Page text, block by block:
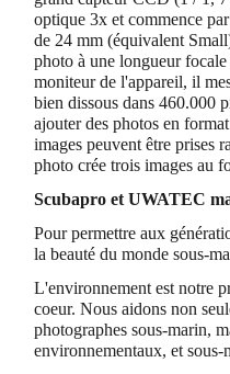
optique 3x et commence
de 24 mm (équivalent
photo à une longueur
moniteur de l'appareil, il
bien dissous dans 460.000
ajouter des photos en
images peuvent être prises
photo crée trois images au
Scubapro et UWATEC
Pour permettre aux
la beauté du monde sous-
L'environnement est notre
coeur. Nous aidons non
photographes sous-marin,
environnementaux, et sous-